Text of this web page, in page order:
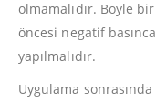
olmamalıdır. Böyle
öncesi negatif
yapılmalıdır.
Uygulama